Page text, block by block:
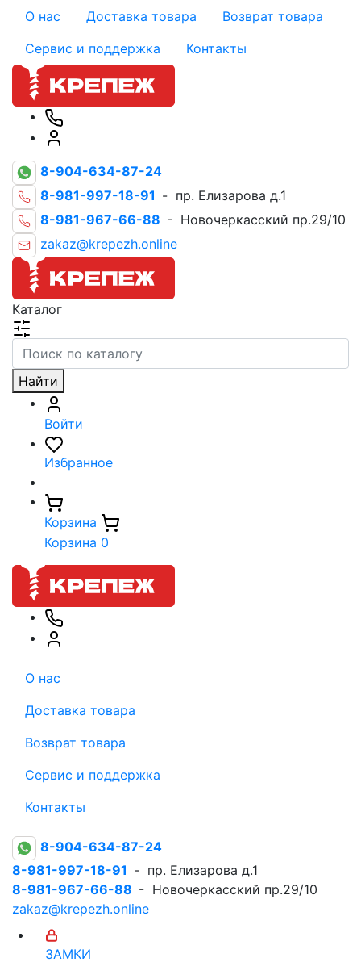
О нас Доставка товара
Возврат товара
Сервис и поддержка
Контакты
8-904-634-87-24
8-981-997-18-91 - пр. Елизарова д.1
8-981-967-66-88 - Новочеркасский пр.29/10
zakaz@krepezh.online
Каталог
Найти
Войти
Избранное
Корзина
Корзина 0
О нас
Доставка товара
Возврат товара
Сервис и поддержка
Контакты
8-904-634-87-24
8-981-997-18-91 - пр. Елизарова д.1
8-981-967-66-88 - Новочеркасский пр.29/10
zakaz@krepezh.online
ЗАМКИ